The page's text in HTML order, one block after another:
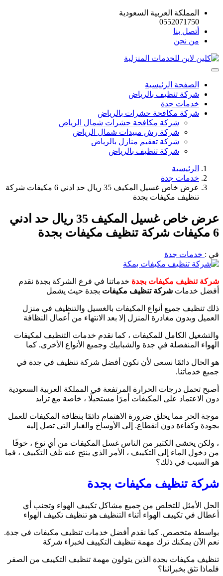
المملكة العربية السعودية
0552071750
أتصل بنا
من نحن
الصفحة الرئيسية
شركة تنظيف بالرياض
خدمات جدة
شركة مكافحة حشرات بالرياض
شركة مكافحة حشرات شمال الرياض
شركة رش مبيدات شمال الرياض
شركة تعقيم منازل بالرياض
شركة تنظيف بالرياض
الرئيسية
خدمات جدة
عرض خاص غسيل المكيف 35 ريال حد ادني 6 مكيفات شركة
تنظيف مكيفات بجدة
عرض خاص غسيل المكيف 35 ريال حد ادني
6 مكيفات شركة تنظيف مكيفات بجدة
في : خدمات جدة
شركة تنظيف مكيفات بجدة خدماتنا في فرع الشركة بجدة نقدم
أفضل خدمات شركة تنظيف مكيفات بجدة حيث يشمل
ذلك تنظيف جميع أنواع المكيفات بالغسيل والتنظيف في منزل
العميل وبدون مغادرة المنزل إلا بعد الانتهاء من أعمال النظافة
والتشغيل الكامل للمكيفات ، كما نقدم خدمات التنظيف لمكيفات
الهواء المنفصلة في جدة والشبابيك وجميع الأنواع الأخرى. كما
هو الحال دائمًا نسعى لأن نكون أفضل شركة تنظيف في جدة في
جميع خدماتنا.
أصبح تحمل درجات الحرارة المرتفعة في المملكة العربية السعودية
دون الاعتماد على المكيفات أمرًا مستحيلًا ، خاصة مع تزايد
موجة الحر مما يخلق ضرورة الاهتمام دائمًا بنظافة المكيفات للعمل
بجودة وكفاءة دون انقطاع. إلى الأوساخ والغبار التي تصل إليه
، ولكن يخشى الكثير من الناس غسل المكيفات من أي نوع ، خوفًا
من دخول الماء إلى التكييف ، الأمر الذي ينتج عنه تلف التكييف ، فما
هو السبب في ذلك؟
شركة تنظيف مكيفات بجدة
الحل الأمثل للتخلص من جميع مشاكل تكييف الهواء وتجنب أي
أعطال في تكييف الهواء أثناء التنظيف هو تنظيف تكييف الهواء
بواسطة متخصص. كما نقدم أفضل خدمات تنظيف مكيفات في جدة.
نعم الآن يمكنك ترك مهمة تنظيف التكييف لخبراء شركة
تنظيف مكيفات بجدة الذين يتولون مهمة تنظيف التكييف من الصفر
فلماذا تثق بخبرائنا؟